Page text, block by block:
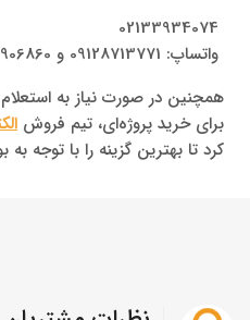
واتساپ: 09128713771 و 09302906860
همچنین در صورت نیاز به
برای خرید پروژه‌ای، تیم فروش
کرد تا بهترین گزینه را با توجه